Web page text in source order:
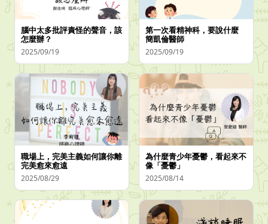
腦中太多批評責怪的聲音，該
怎麼辦？
2025/09/19
第一次看精神科，要說什麼
簡凱倫醫師
2025/09/19
職場上，完美主義如何讓你離
完美愈來愈遠
2025/08/29
為什麼青少年憂鬱，看起來不
像「憂鬱」
2025/08/14